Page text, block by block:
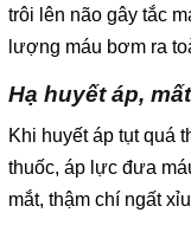
trôi lên não gây tắc
lượng máu bơm ra
Hạ huyết áp,
Khi huyết áp tụt quá
thuốc, áp lực đưa
mắt, thậm chí ngất